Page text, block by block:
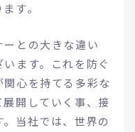
す。
との大きな違い
ます。これを防ぐ
心を持てる多彩な
開していく事、接
当社では、世界の